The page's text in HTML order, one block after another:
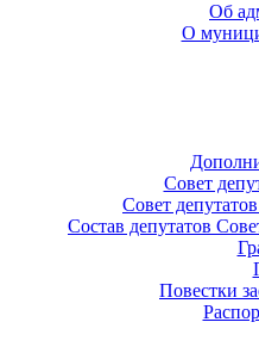
Об
О
Совет
Совет
Состав депутатов
Повестки